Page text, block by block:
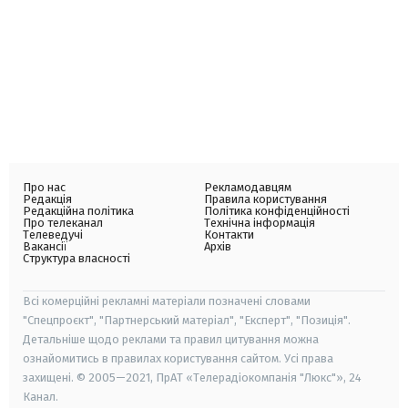
Про нас
Редакція
Редакційна політика
Про телеканал
Телеведучі
Вакансії
Структура власності
Рекламодавцям
Правила користування
Політика конфіденційності
Технічна інформація
Контакти
Архів
Всі комерційні рекламні матеріали позначені словами
"Спецпроєкт", "Партнерський матеріал", "Експерт", "Позиція".
Детальніше щодо реклами та правил цитування можна
ознайомитись в правилах користування сайтом. Усі права
захищені. © 2005—2021, ПрАТ «Телерадіокомпанія "Люкс"», 24
Канал.